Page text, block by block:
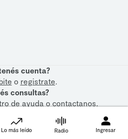
cuenta?
o registrate.
consultas?
de ayudaocontactanos.
Lo más leído Radio Ingresar